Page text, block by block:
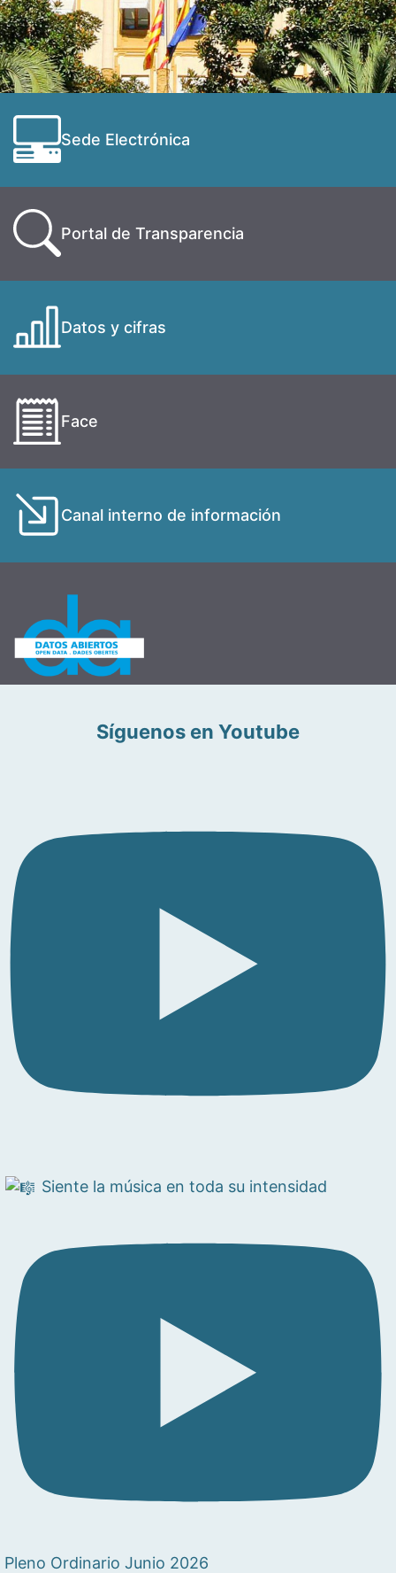
Sede Electrónica
Portal de Transparencia
Datos y cifras
Face
Canal interno de información
Síguenos en Youtube
Siente la música en toda su intensidad
Pleno Ordinario Junio 2026